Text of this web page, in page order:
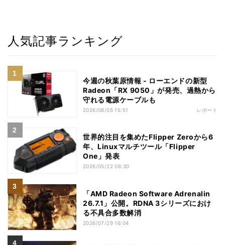
人気記事ランキング
今週の秋葉原情報 - ローエンドの新型
Radeon「RX 9050」が発売、過熱から
守れる電源ケーブルも
2026/08/05 15:51 レポート
世界的注目を集めたFlipper Zeroから6
年、Linuxマルチツール「Flipper
One」発表
2026/05/22 06:30
「AMD Radeon Software Adrenalin
26.7.1」公開。RDNA 3シリーズにおけ
る不具合多数解消
2026/07/29 16:04